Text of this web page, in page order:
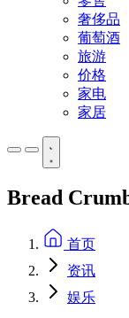
奢侈品
葡萄酒
旅游
价格
家电
家居
Bread
首页
资讯
娱乐